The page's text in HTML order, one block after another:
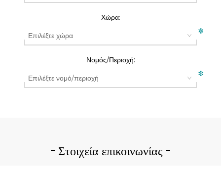
Χώρα:
*
Νομός/Περιοχή:
*
Στοιχεία επικοινωνίας